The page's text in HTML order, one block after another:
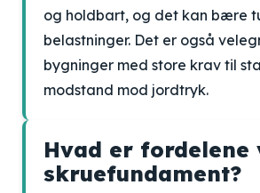
og holdbart, og det kan bære
belastninger. Det er også
bygninger med store krav til
modstand mod jordtryk.
Hvad er fordelene
skruefundament?